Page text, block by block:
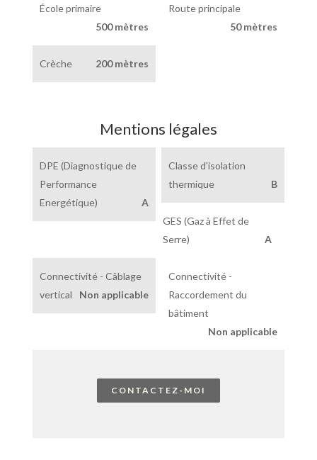
École primaire
500 mètres
Route principale
50 mètres
Crèche 200 mètres
Mentions légales
DPE (Diagnostique de
Performance
Energétique)
A
Classe d'isolation
thermique
B
GES (Gaz à Effet de
Serre)
A
Connectivité -
Raccordement du
bâtiment
Non applicable
Connectivité - Câblage
vertical
Non applicable
CONTACTEZ-MOI